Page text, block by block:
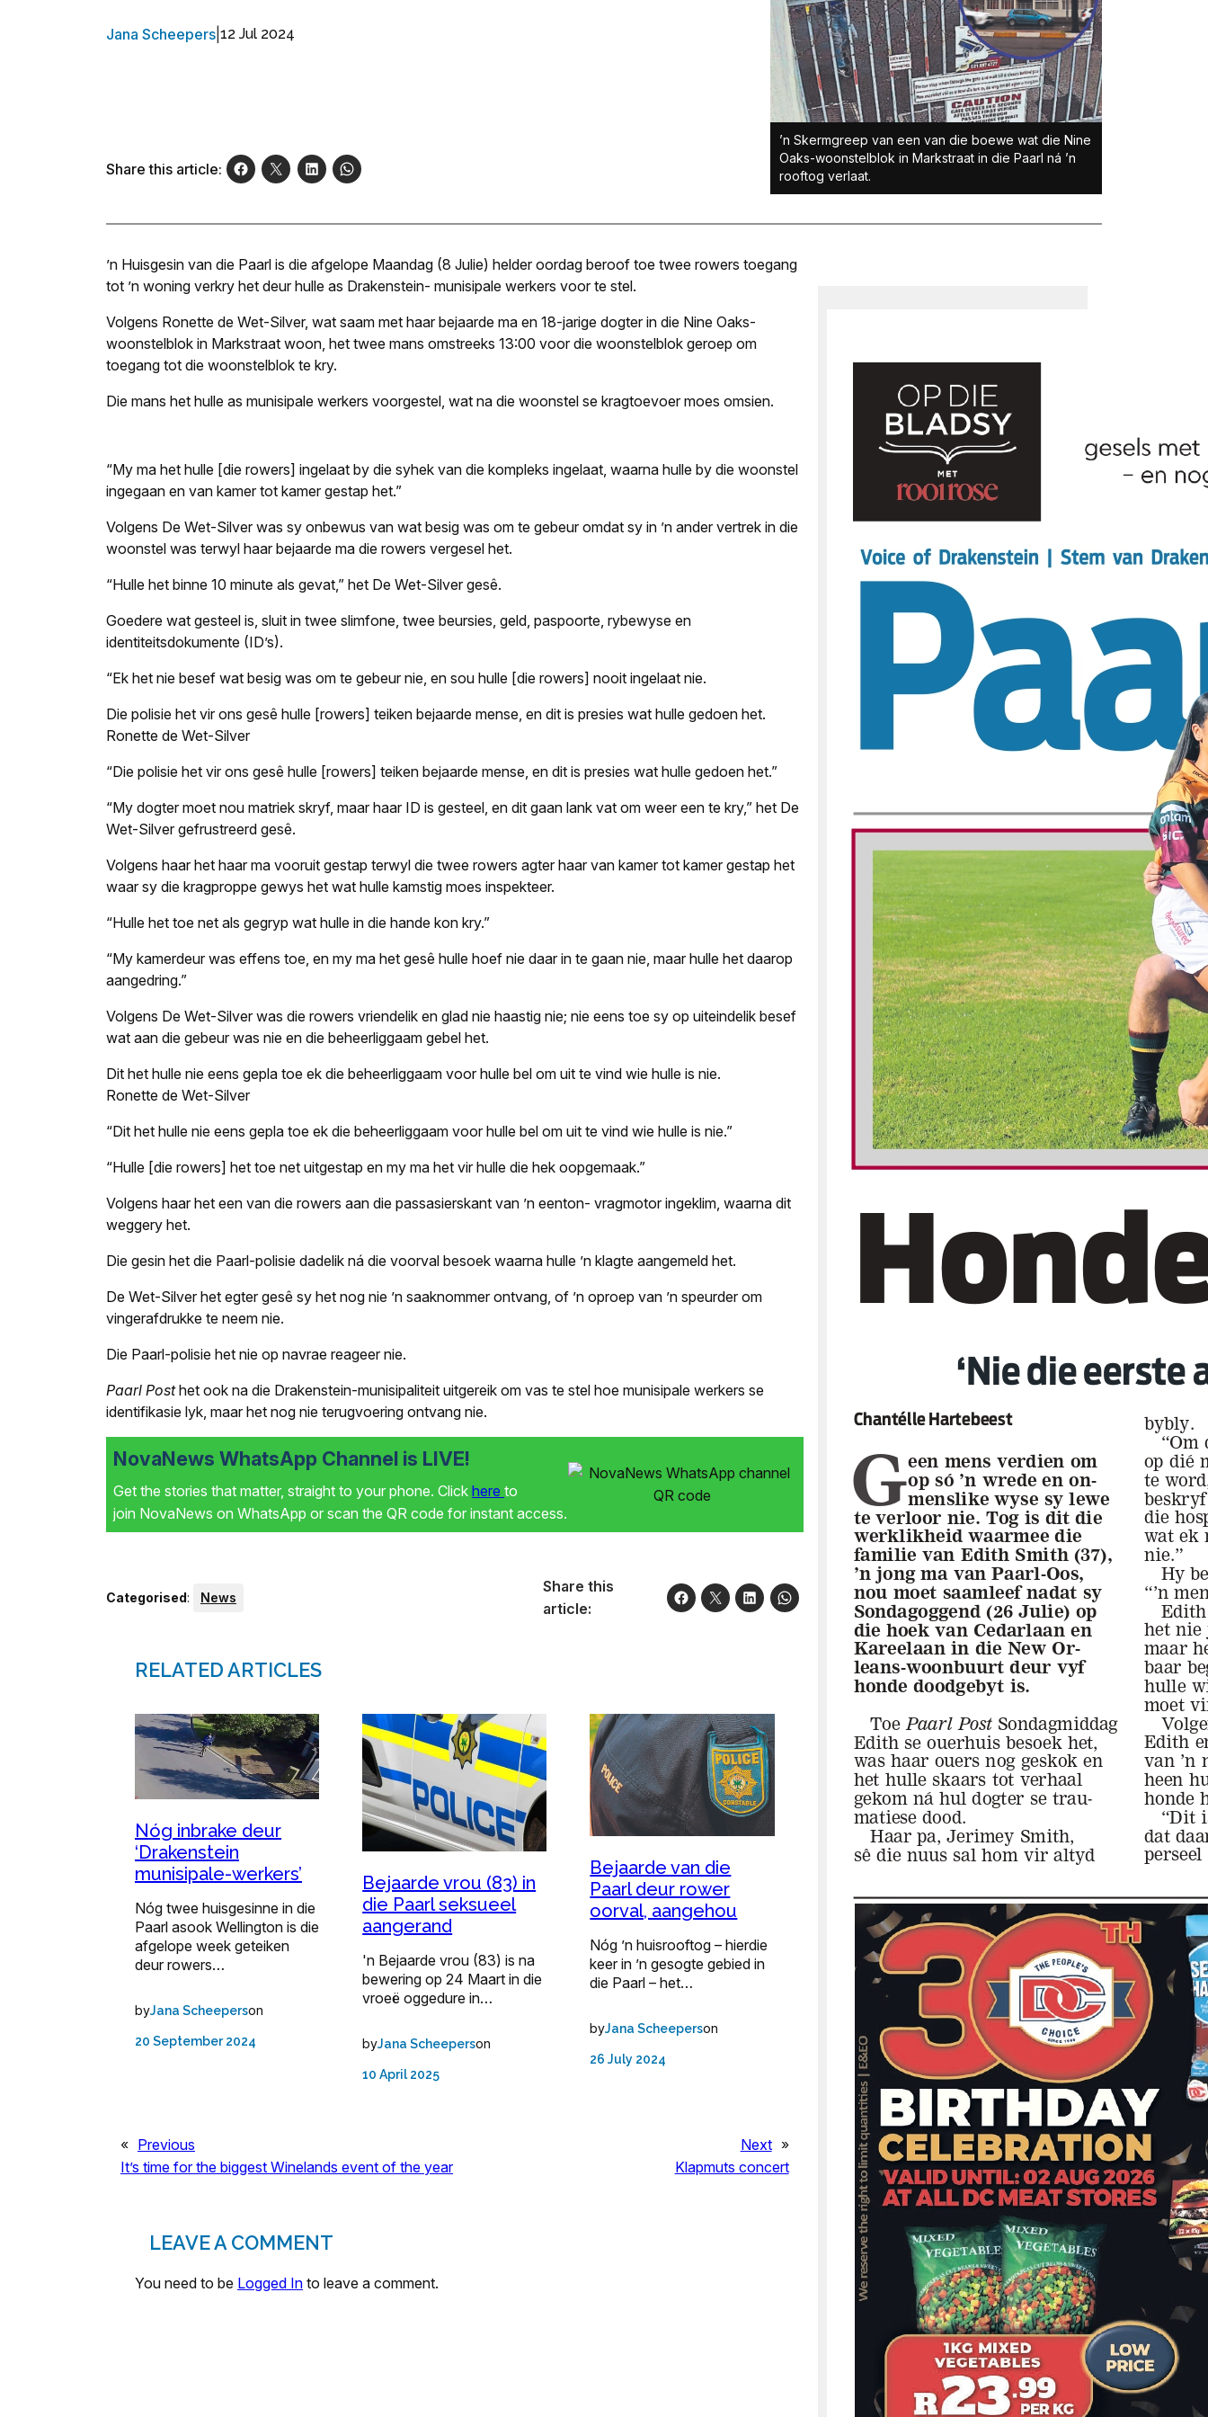
Jana Scheepers 12 Jul 2024
Share this article:
’n Skermgreep van een van die boewe wat die Nine
Oaks-woonstelblok in Markstraat in die Paarl ná ’n
rooftog verlaat.
’n Huisgesin van die Paarl is die afgelope Maandag (8 Julie) helder oordag beroof toe twee rowers toegang
tot ’n woning verkry het deur hulle as Drakenstein- munisipale werkers voor te stel.
Volgens Ronette de Wet-Silver, wat saam met haar bejaarde ma en 18-jarige dogter in die Nine Oaks-
woonstelblok in Markstraat woon, het twee mans omstreeks 13:00 voor die woonstelblok geroep om
toegang tot die woonstelblok te kry.
Die mans het hulle as munisipale werkers voorgestel, wat na die woonstel se kragtoevoer moes omsien.
“My ma het hulle [die rowers] ingelaat by die syhek van die kompleks ingelaat, waarna hulle by die woonstel
ingegaan en van kamer tot kamer gestap het.”
Volgens De Wet-Silver was sy onbewus van wat besig was om te gebeur omdat sy in ’n ander vertrek in die
woonstel was terwyl haar bejaarde ma die rowers vergesel het.
“Hulle het binne 10 minute als gevat,” het De Wet-Silver gesê.
Goedere wat gesteel is, sluit in twee slimfone, twee beursies, geld, paspoorte, rybewyse en
identiteitsdokumente (ID’s).
“Ek het nie besef wat besig was om te gebeur nie, en sou hulle [die rowers] nooit ingelaat nie.
Die polisie het vir ons gesê hulle [rowers] teiken bejaarde mense, en dit is presies wat hulle gedoen het.
Ronette de Wet-Silver
“Die polisie het vir ons gesê hulle [rowers] teiken bejaarde mense, en dit is presies wat hulle gedoen het.”
“My dogter moet nou matriek skryf, maar haar ID is gesteel, en dit gaan lank vat om weer een te kry,” het De
Wet-Silver gefrustreerd gesê.
Volgens haar het haar ma vooruit gestap terwyl die twee rowers agter haar van kamer tot kamer gestap het
waar sy die kragproppe gewys het wat hulle kamstig moes inspekteer.
“Hulle het toe net als gegryp wat hulle in die hande kon kry.”
“My kamerdeur was effens toe, en my ma het gesê hulle hoef nie daar in te gaan nie, maar hulle het daarop
aangedring.”
Volgens De Wet-Silver was die rowers vriendelik en glad nie haastig nie; nie eens toe sy op uiteindelik besef
wat aan die gebeur was nie en die beheerliggaam gebel het.
Dit het hulle nie eens gepla toe ek die beheerliggaam voor hulle bel om uit te vind wie hulle is nie.
Ronette de Wet-Silver
“Dit het hulle nie eens gepla toe ek die beheerliggaam voor hulle bel om uit te vind wie hulle is nie.”
“Hulle [die rowers] het toe net uitgestap en my ma het vir hulle die hek oopgemaak.”
Volgens haar het een van die rowers aan die passasierskant van ’n eenton- vragmotor ingeklim, waarna dit
weggery het.
Die gesin het die Paarl-polisie dadelik ná die voorval besoek waarna hulle ’n klagte aangemeld het.
De Wet-Silver het egter gesê sy het nog nie ’n saaknommer ontvang, of ’n oproep van ’n speurder om
vingerafdrukke te neem nie.
Die Paarl-polisie het nie op navrae reageer nie.
Paarl Posthet ook na die Drakenstein-munisipaliteit uitgereik om vas te stel hoe munisipale werkers se
identifikasie lyk, maar het nog nie terugvoering ontvang nie.
NovaNews WhatsApp Channel is LIVE!
Get the stories that matter, straight to your phone. Click here to
join NovaNews on WhatsApp or scan the QR code for instant access.
Categorised: News
Share this
article:
RELATED ARTICLES
Nóg inbrake deur
‘Drakenstein
munisipale-werkers’
Nóg twee huisgesinne in die
Paarl asook Wellington is die
afgelope week geteiken
deur rowers…
byJana Scheeperson
20 September 2024
Bejaarde vrou (83) in
die Paarl seksueel
aangerand
'n Bejaarde vrou (83) is na
bewering op 24 Maart in die
vroeë oggedure in…
byJana Scheeperson
10 April 2025
Bejaarde van die
Paarl deur rower
oorval, aangehou
Nóg ’n huisrooftog – hierdie
keer in ’n gesogte gebied in
die Paarl – het…
byJana Scheeperson
26 July 2024
« Previous
It’s time for the biggest Winelands event of the year
Next »
Klapmuts concert
LEAVE A COMMENT
You need to be Logged In to leave a comment.